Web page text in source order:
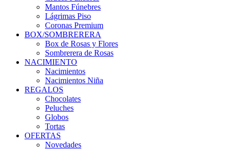
Mantos Fúnebres
Lágrimas Piso
Coronas Premium
BOX/SOMBRERERA
Box de Rosas y Flores
Sombrerera de Rosas
NACIMIENTO
Nacimientos
Nacimientos Niña
REGALOS
Chocolates
Peluches
Globos
Tortas
OFERTAS
Novedades